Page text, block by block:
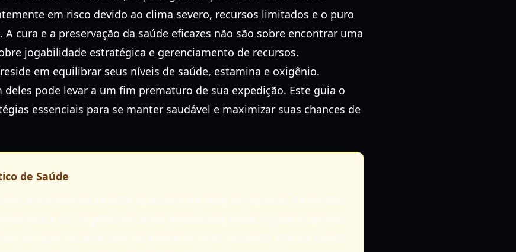
em risco devido ao clima severo, recursos limitados e o puro
A cura e a preservação da saúde eficazes não são sobre encontrar uma
jogabilidade estratégica e gerenciamento de recursos.
em equilibrar seus níveis de saúde, estamina e oxigênio.
pode levar a um fim prematuro de sua expedição. Este guia o
essenciais para se manter saudável e maximizar suas chances de
de Saúde